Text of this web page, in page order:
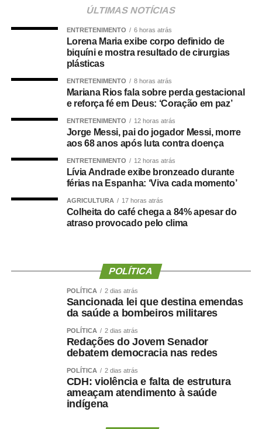
Cuiabá, que é de todos nós mato-grossenses, o
O concurso público foi realizado para provimento de
níveis médio e superior, contemplando funções como
técnico legislativo, analista legislativo, controlador interno
e contador.
Durante a visita, Rogério Vianna Rangel agradeceu a
confiança depositada no Instituto Selecon e destacou a
forma como o processo foi conduzido.
“Eu, em nome do Selecon, também agradeço ao
deputado porque, de fato, fizemos um concurso histórico,
graças à oportunidade que o Juca nos deu para
presidente da instituição.
Ao final do encontro, Juca reforçou a importância da
valorização do serviço público por meio de concursos
igualdade de oportunidades para todos os candidatos.
COMENTE ABAIXO:
ÚLTIMAS NOTÍCIAS
ENTRETENIMENTO 6 horas atrás
Lorena Maria exibe corpo definido de
biquíni e mostra resultado de cirurgias
plásticas
ENTRETENIMENTO 8 horas atrás
Mariana Rios fala sobre perda gestacional
e reforça fé em Deus: ‘Coração em paz’
ENTRETENIMENTO 12 horas atrás
Jorge Messi, pai do jogador Messi, morre
aos 68 anos após luta contra doença
ENTRETENIMENTO 12 horas atrás
Lívia Andrade exibe bronzeado durante
férias na Espanha: ‘Viva cada momento’
AGRICULTURA 17 horas atrás
Colheita do café chega a 84% apesar do
atraso provocado pelo clima
POLÍTICA
POLÍTICA 2 dias atrás
Sancionada lei que destina emendas
da saúde a bombeiros militares
POLÍTICA 2 dias atrás
Redações do Jovem Senador
debatem democracia nas redes
POLÍTICA 2 dias atrás
CDH: violência e falta de estrutura
ameaçam atendimento à saúde
indígena